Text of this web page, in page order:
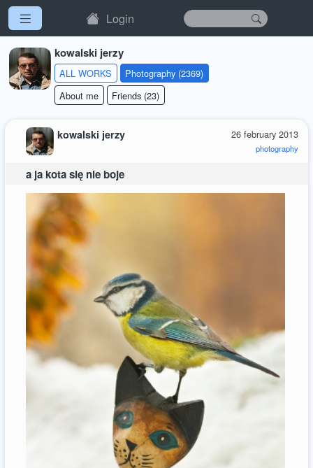
Login
kowalski jerzy
ALL WORKS
Photography (2369)
About me
Friends (23)
26 february 2013
photography
kowalski jerzy
a ja kota się nie boje